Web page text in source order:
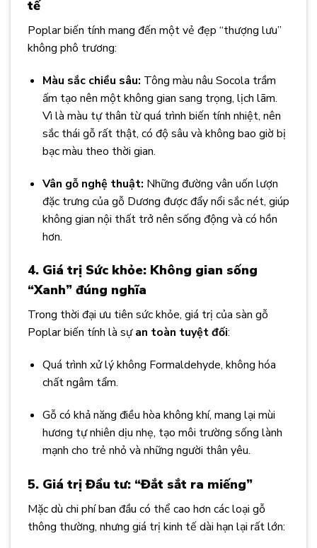
tế
Poplar biến tính mang đến một vẻ đẹp “thượng lưu”
không phô trương:
Màu sắc chiều sâu: Tông màu nâu Socola trầm
ấm tạo nên một không gian sang trọng, lịch lãm.
Vì là màu tự thân từ quá trình biến tính nhiệt, nên
sắc thái gỗ rất thật, có độ sâu và không bao giờ bị
bạc màu theo thời gian.
Vân gỗ nghệ thuật: Những đường vân uốn lượn
đặc trưng của gỗ Dương được đẩy nổi sắc nét, giúp
không gian nội thất trở nên sống động và có hồn
hơn.
4. Giá trị Sức khỏe: Không gian sống
“Xanh” đúng nghĩa
Trong thời đại ưu tiên sức khỏe, giá trị của sàn gỗ
Poplar biến tính là sựan toàn tuyệt đối:
Quá trình xử lý không Formaldehyde, không hóa
chất ngâm tẩm.
Gỗ có khả năng điều hòa không khí, mang lại mùi
hương tự nhiên dịu nhẹ, tạo môi trường sống lành
mạnh cho trẻ nhỏ và những người thân yêu.
5. Giá trị Đầu tư: “Đắt sắt ra miếng”
Mặc dù chi phí ban đầu có thể cao hơn các loại gỗ
thông thường, nhưng giá trị kinh tế dài hạn lại rất lớn: